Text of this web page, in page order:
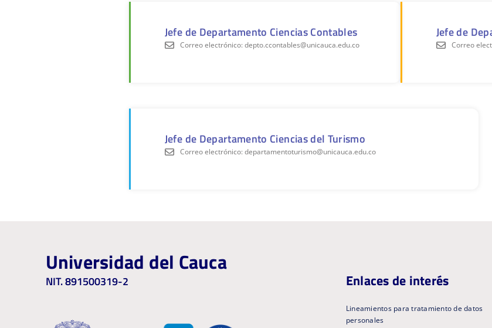
Jefe de Departamento Ciencias Contables
Correo electrónico: depto.ccontables@unicauca.edu.co
Jefe de
Correo
Jefe de Departamento Ciencias del Turismo
Correo electrónico: departamentoturismo@unicauca.edu.co
Universidad del Cauca
NIT. 891500319-2 Enlaces de interés
Lineamientos para tratamiento de datos
personales